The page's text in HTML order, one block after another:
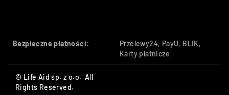
Bezpieczne płatności:
Przelewy24, PayU, BLIK,
Karty płatnicze
© Life Aid sp. z o.o. All
Rights Reserved.